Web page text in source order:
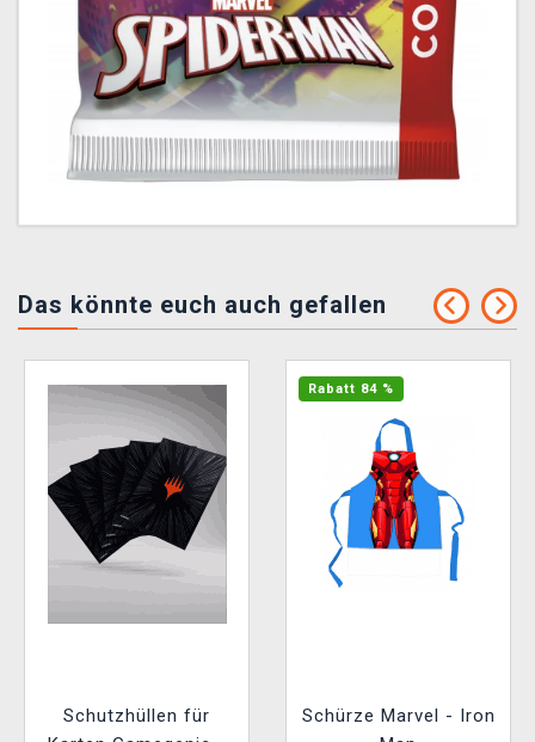
Das könnte euch auch gefallen
Schutzhüllen für
Rabatt 84 %
Schürze Marvel - Iron